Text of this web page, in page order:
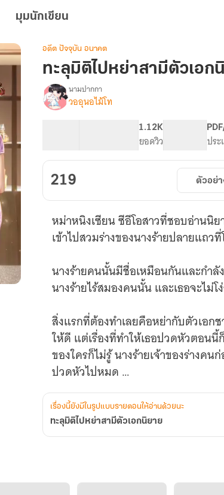
มุมนักเขียน
อดีต ปัจจุบัน อนาคต
ทะลุมิติไปหย่าสามีตัวเอก
เรื่อง
ทะลุ
สามี
ตัวเอก
นิยาย
นามปากกา
วออุนอไม้โท
1.12K
ยอดวิว ปร
219 ตัวอย่า
หม่าหนิงเซียน ซีอีโอสาวที่ชอบอ่านนิ
เข้าไปสวมร่างของนางร้ายปลายแถว
นางร้ายคนนั้นมีชื่อเหมือนกันและกำลั
นางร้ายไร้สมองคนนั้น และเธอจะไม่โ
สิ่งแรกที่ต้องทำเลยคือหย่ากับตัวเอก
ให้ดี แต่เรื่องที่ทำให้เธอปวดหัวตอน
ของใครก็ไม่รู้ นางร้ายเจ้าของร่างค
ปวดหัวไปหมด
แล้วเหล่าตัวเอกพวกนั้นอีก หย่าก็หย่
อย่างเขาคืออดีตสามีไปแล้ว จะมาทำ
นู่นอย่ามายุ่งกับฉันเลย เราต่างคนต่าง
เรื่องนี้ยังมีในรูปแบบรายตอนให้อ่านด้วยนะ
ทะลุมิติไปหย่าสามีตัวเอกนิยาย